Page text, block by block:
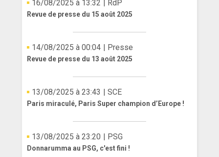
16/08/2025 à 13:32 | RdP
Revue de presse du 15 août 2025
14/08/2025 à 00:04 | Presse
Revue de presse du 13 août 2025
13/08/2025 à 23:43 | SCE
Paris miraculé, Paris Super champion d’Europe !
13/08/2025 à 23:20 | PSG
Donnarumma au PSG, c'est fini !